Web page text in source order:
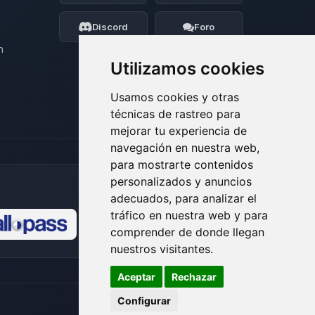
Utilizamos cookies
Usamos cookies y otras
técnicas de rastreo para
mejorar tu experiencia de
navegación en nuestra web,
para mostrarte contenidos
personalizados y anuncios
adecuados, para analizar el
tráfico en nuestra web y para
comprender de donde llegan
nuestros visitantes.
Aceptar
Rechazar
Configurar
Discord Foro
moveré mis pequenos circuitos para
ayudarte.
07/08/2026 12:38